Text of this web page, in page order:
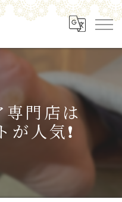
専門店は
人気❗️